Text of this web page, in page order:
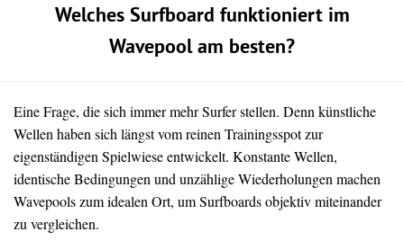
Welches Surfboard funktioniert im
Wavepool am besten?
Eine Frage, die sich immer mehr Surfer stellen. Denn künstliche
Wellen haben sich längst vom reinen Trainingsspot zur
eigenständigen Spielwiese entwickelt. Konstante Wellen,
identische Bedingungen und unzählige Wiederholungen machen
Wavepools zum idealen Ort, um Surfboards objektiv miteinander
zu vergleichen.